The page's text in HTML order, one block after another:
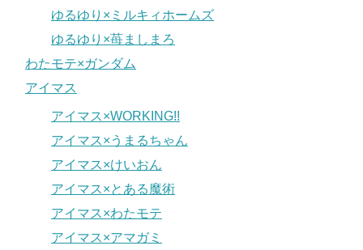
ゆるゆり×ミルキィホームズ
ゆるゆり×苺ましまろ
わたモテ×ガンダム
アイマス
アイマス×WORKING!!
アイマス×うまるちゃん
アイマス×けいおん
アイマス×とある魔術
アイマス×わたモテ
アイマス×アマガミ